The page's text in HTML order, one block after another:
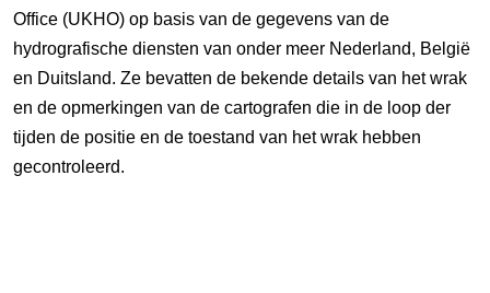
Office (UKHO) op basis van de gegevens van de
hydrografische diensten van onder meer Nederland, België
en Duitsland. Ze bevatten de bekende details van het wrak
en de opmerkingen van de cartografen die in de loop der
tijden de positie en de toestand van het wrak hebben
gecontroleerd.